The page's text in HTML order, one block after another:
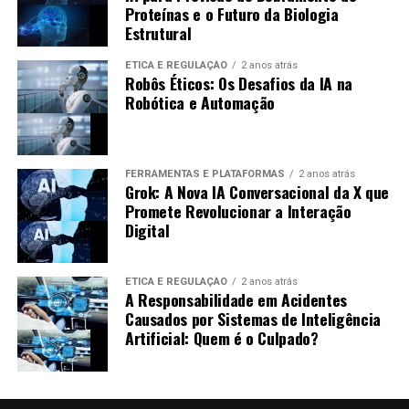
Crescimento Rápido:
Conteúdo Engajador:Os ouvintes se sentiram
conectados, levando a uma alta taxa de interação.
Baixo Custo de Produção:
manter os custos baixos ao usar IA para
automatizar a produção.
Dicas para Começar a Usar IA na
Produção de Podcasts
Para quem deseja iniciar, aqui estão algumas dicas:
Pesquise Ferramentas:Encontre as melhores
ferramentas que se adequem ao seu estilo e
Proteínas e o Futuro da Biologia
Estrutural
ÉTICA E REGULAÇÃO 2 anos atrás
Robôs Éticos: Os Desafios da IA na
Robótica e Automação
FERRAMENTAS E PLATAFORMAS 2 anos atrás
Grok: A Nova IA Conversacional da X que
Promete Revolucionar a Interação
Digital
ÉTICA E REGULAÇÃO 2 anos atrás
A Responsabilidade em Acidentes
Causados por Sistemas de Inteligência
Artificial: Quem é o Culpado?